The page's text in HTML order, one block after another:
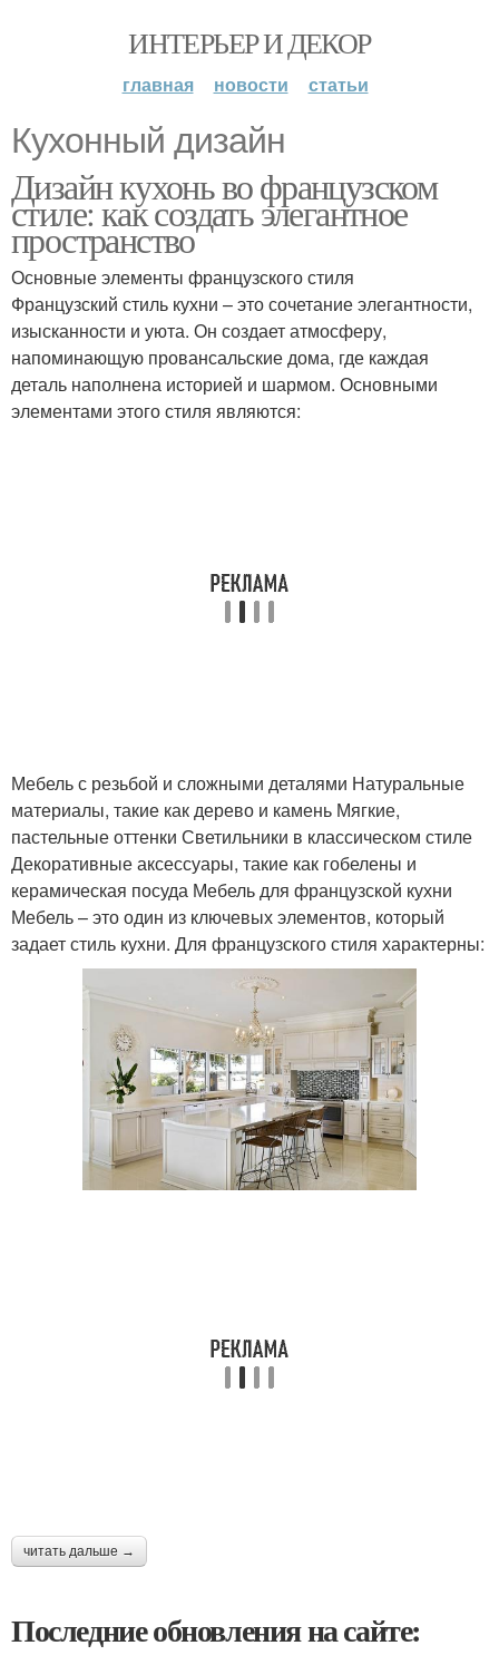
ИНТЕРЬЕР И ДЕКОР
главная новости статьи
Кухонный дизайн
Дизайн кухонь во французском
стиле: как создать элегантное
пространство
Основные элементы французского стиля
Французский стиль кухни – это сочетание элегантности,
изысканности и уюта. Он создает атмосферу,
напоминающую провансальские дома, где каждая
деталь наполнена историей и шармом. Основными
элементами этого стиля являются:
Мебель с резьбой и сложными деталями Натуральные
материалы, такие как дерево и камень Мягкие,
пастельные оттенки Светильники в классическом стиле
Декоративные аксессуары, такие как гобелены и
керамическая посуда Мебель для французской кухни
Мебель – это один из ключевых элементов, который
задает стиль кухни. Для французского стиля характерны:
читать дальше →
Последние обновления на сайте: